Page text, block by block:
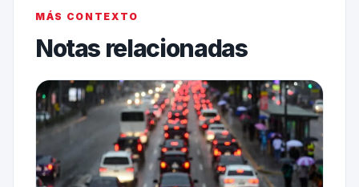
MÁS CONTEXTO
Notas relacionadas